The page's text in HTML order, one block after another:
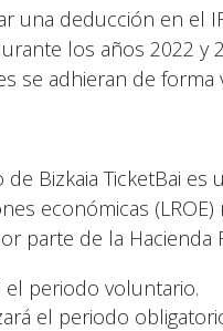
una deducción en el
los años 2022
se adhieran de
Bizkaia TicketBai
económicas
parte de la Hacienda
el periodo voluntario.
el periodo